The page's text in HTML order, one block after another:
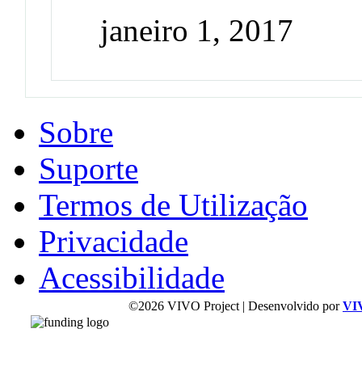
janeiro 1, 2017
Sobre
Suporte
Termos de Utilização
Privacidade
Acessibilidade
©2026 VIVO Project | Desenvolvido por